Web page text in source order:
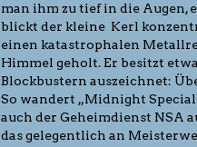
man ihm zu tief in die
blickt der kleine Kerl
einen katastrophalen
Himmel geholt. Er besitzt
Blockbustern auszeichnet:
So wandert „Midnight
auch der Geheimdienst NSA
das gelegentlich an